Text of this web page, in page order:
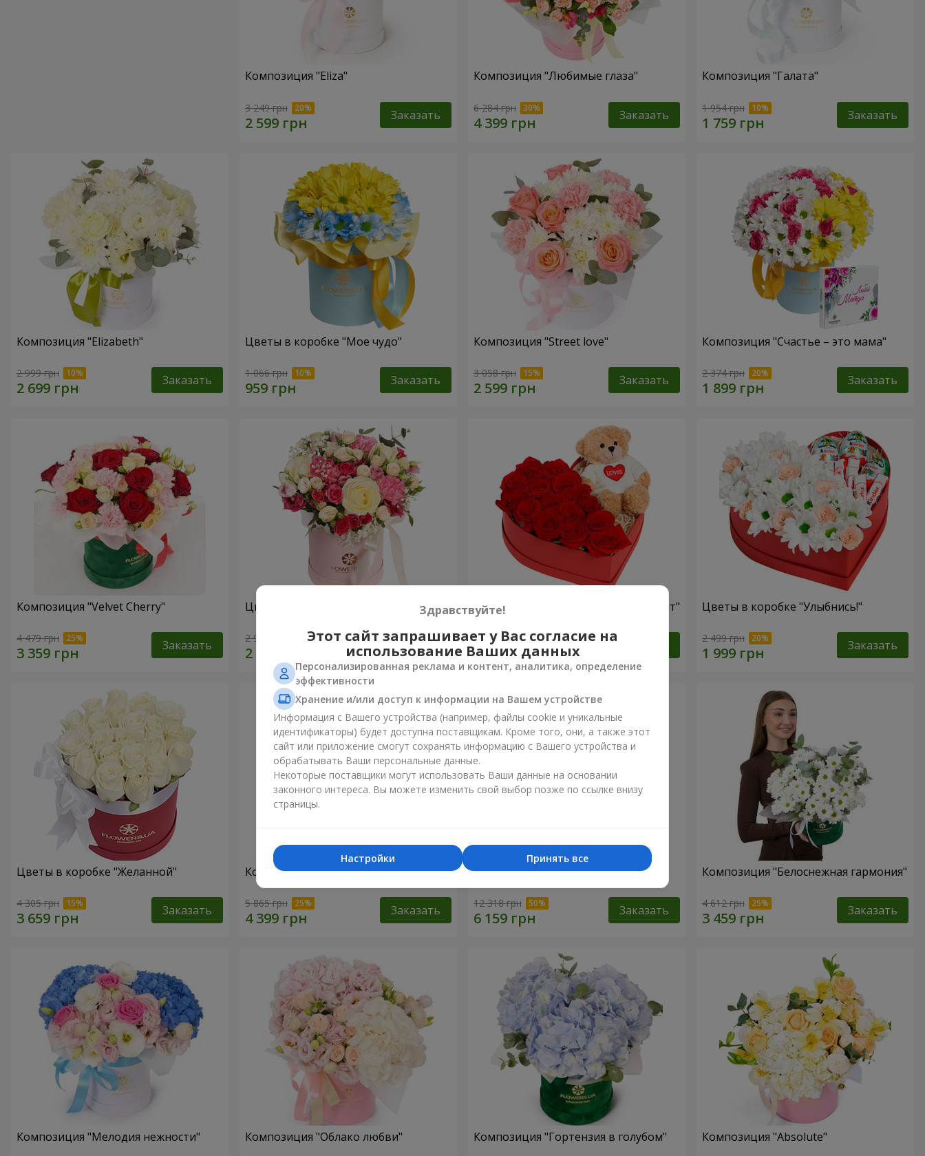
Композиция "Eliza"
3 249 грн Заказать
Композиция "Любимые глаза"
6 284 грн Заказать
Композиция "Галата"
1 954 грн Заказать
Композиция "Elizabeth"
2 999 грн Заказать
Цветы в коробке "Мое чудо"
1 066 грн Заказать
Композиция "Street love"
3 058 грн Заказать
Композиция "Счастье – это мама"
2 374 грн Заказать
Композиция "Velvet Cherry"
4 479 грн Заказать
Цветы в коробке "Помпадур"
2 999 грн Заказать
Композиция "Трогательный презент"
3 777 грн
Цветы в коробке "Улыбнись!"
2 499 грн Заказать
Цветы в коробке "Желанной"
4 305 грн Заказать
Композиция "Lady in Red"
5 865 грн Заказать
Композиция в коробке "Любовь в
12 318 грн Заказать
Композиция "Белоснежная гармония"
4 612 грн Заказать
Композиция "Мелодия нежности" Композиция "Облако любви" Композиция "Гортензия в голубом" Композиция "Absolute"
Здравствуйте!
Этот сайт запрашивает у Вас согласие на
использование Ваших данных
Персонализированная реклама и контент, аналитика, определение
эффективности
Хранение и/или доступ к информации на Вашем устройстве
Информация с Вашего устройства (например, файлы cookie и уникальные
идентификаторы) будет доступна поставщикам. Кроме того, они, а также этот
сайт или приложение смогут сохранять информацию с Вашего устройства и
обрабатывать Ваши персональные данные.
Некоторые поставщики могут использовать Ваши данные на основании
законного интереса. Вы можете изменить свой выбор позже по ссылке внизу
страницы.
Принять все
Настройки